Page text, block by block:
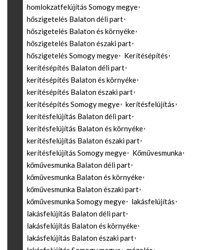
homlokzatfelújítás Somogy megye
hőszigetelés Balaton déli part
hőszigetelés Balaton és környéke
hőszigetelés Balaton északi part
hőszigetelés Somogy megye
Kerítésépítés
kerítésépítés Balaton déli part
kerítésépítés Balaton és környéke
kerítésépítés Balaton északi part
kerítésépítés Somogy megye
kerítésfelújítás
kerítésfelújítás Balaton déli part
kerítésfelújítás Balaton és környéke
kerítésfelújítás Balaton északi part
kerítésfelújítás Somogy megye
Kőművesmunka
kőművesmunka Balaton déli part
kőművesmunka Balaton és környéke
kőművesmunka Balaton északi part
kőművesmunka Somogy megye
lakásfelújítás
lakásfelújítás Balaton déli part
lakásfelújítás Balaton és környéke
lakásfelújítás Balaton északi part